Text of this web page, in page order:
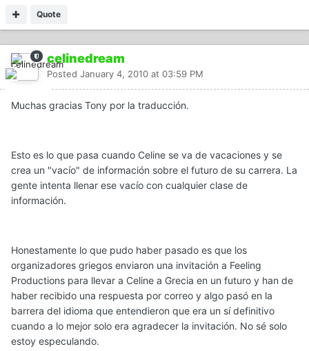
Quote
celinedream
Posted January 4, 2010 at 03:59 PM
Muchas gracias Tony por la traducción.
Esto es lo que pasa cuando Celine se va de vacaciones y se
crea un "vacío" de información sobre el futuro de su carrera. La
gente intenta llenar ese vacío con cualquier clase de
información.
Honestamente lo que pudo haber pasado es que los
organizadores griegos enviaron una invitación a Feeling
Productions para llevar a Celine a Grecia en un futuro y han de
haber recibido una respuesta por correo y algo pasó en la
barrera del idioma que entendieron que era un sí definitivo
cuando a lo mejor solo era agradecer la invitación. No sé solo
estoy especulando.